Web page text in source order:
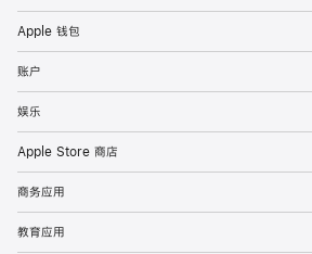
Apple 钱包
账户
娱乐
Apple Store 商店
商务应用
教育应用